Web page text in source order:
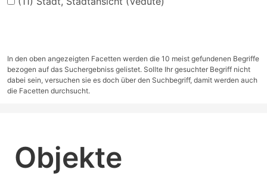
In den oben angezeigten Facetten werden die 10 meist gefundenen Begriffe
bezogen auf das Suchergebniss gelistet. Sollte Ihr gesuchter Begriff nicht
dabei sein, versuchen sie es doch über den Suchbegriff, damit werden auch
die Facetten durchsucht.
Objekte